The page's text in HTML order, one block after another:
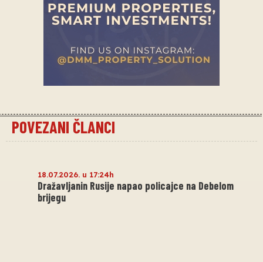
POVEZANI ČLANCI
18.07.2026. u 17:24h
Dražavljanin Rusije napao policajce na Debelom
brijegu